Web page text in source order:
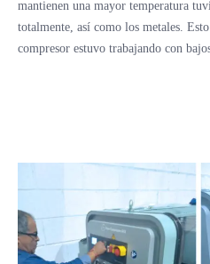
mantienen una mayor temperatura
totalmente, así como los metales.
compresor estuvo trabajando con